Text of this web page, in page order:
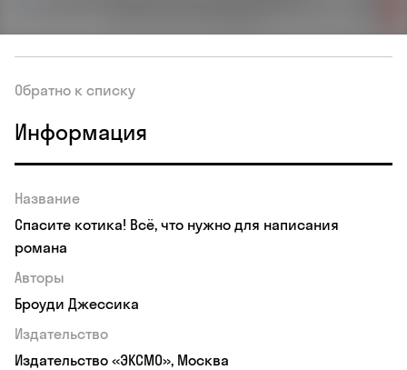
Обратно к списку
Информация
Название
Спасите котика! Всё, что нужно для написания
романа
Авторы
Броуди Джессика
Издательство
Издательство «ЭКСМО», Москва